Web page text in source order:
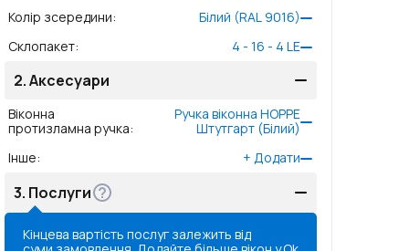
Колір зсередини:
Білий (RAL 9016)
Склопакет: 4 - 16 - 4 LE
2.Аксесуари
Віконна
протизламна ручка:
Ручка віконна HOPPE
Штутгарт (Білий)
Інше: + Додати
3. Послуги
Кінцева вартість послуг залежить від